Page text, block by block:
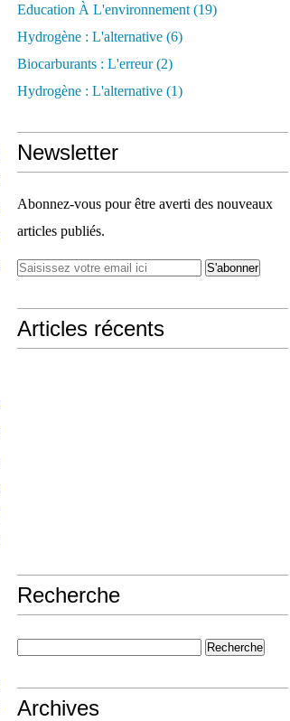
Education À L'environnement (19)
Hydrogène : L'alternative (6)
Biocarburants : L'erreur(2)
Hydrogène : L'alternative (1)
Newsletter
Abonnez-vous pour être averti des nouveaux
articles publiés.
Articles récents
Recherche
Archives